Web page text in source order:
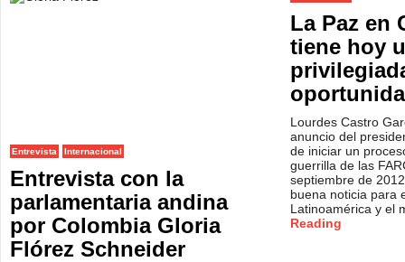
Entrevista Internacional
Entrevista con la
parlamentaria andina
por Colombia Gloria
Flórez Schneider
La Paz en
tiene hoy
Lourdes Castro
anuncio del
de iniciar un
guerrilla de las
septiembre de
buena noticia para
Latinoamérica y el
Reading